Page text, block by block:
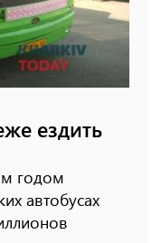
ездить
годом
автобусах